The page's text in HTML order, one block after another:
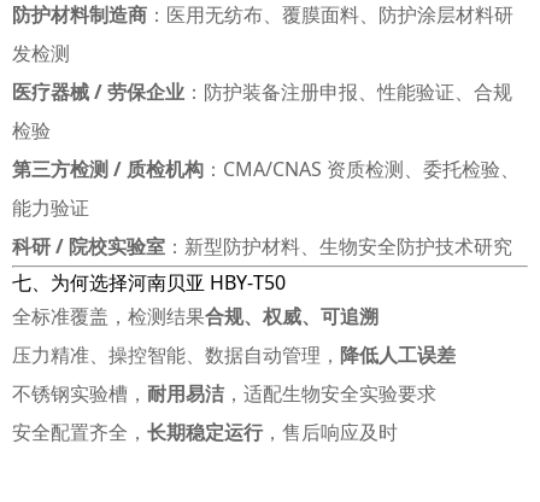
防护材料制造商 ：医用无纺布、覆膜面料、防护涂层材料研
发检测
医疗器械 / 劳保企业 ：防护装备注册申报、性能验证、合规
检验
第三方检测 / 质检机构 ：CMA/CNAS 资质检测、委托检验、
能力验证
科研 / 院校实验室 ：新型防护材料、生物安全防护技术研究
七、为何选择河南贝亚 HBY‑T50
全标准覆盖，检测结果合规、权威、可追溯
压力精准、操控智能、数据自动管理， 降低人工误差
不锈钢实验槽， 耐用易洁 ，适配生物安全实验要求
安全配置齐全， 长期稳定运行，售后响应及时